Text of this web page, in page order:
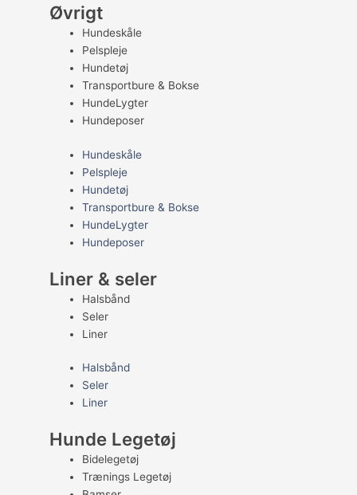
Øvrigt
Hundeskåle
Pelspleje
Hundetøj
Transportbure & Bokse
HundeLygter
Hundeposer
Hundeskåle
Pelspleje
Hundetøj
Transportbure & Bokse
HundeLygter
Hundeposer
Liner & seler
Halsbånd
Seler
Liner
Halsbånd
Seler
Liner
Hunde Legetøj
Bidelegetøj
Trænings Legetøj